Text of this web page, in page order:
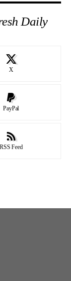
Daily
X
PayPal
RSS Feed